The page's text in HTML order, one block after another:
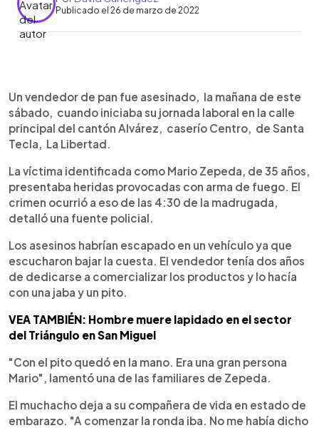
Publicado el 26 de marzo de 2022
► Escuchar artículo
Un vendedor de pan fue asesinado, la mañana de este
sábado, cuando iniciaba su jornada laboral en la calle
principal del cantón Alvárez, caserío Centro, de Santa
Tecla, La Libertad.
La víctima identificada como Mario Zepeda, de 35 años,
presentaba heridas provocadas con arma de fuego. El
crimen ocurrió a eso de las 4:30 de la madrugada,
detalló una fuente policial.
Los asesinos habrían escapado en un vehículo ya que
escucharon bajar la cuesta. El vendedor tenía dos años
de dedicarse a comercializar los productos y lo hacía
con una jaba y un pito.
VEA TAMBIÉN: Hombre muere lapidado en el sector
del Triángulo en San Miguel
"Con el pito quedó en la mano. Era una gran persona
Mario", lamentó una de las familiares de Zepeda.
El muchacho deja a su compañera de vida en estado de
embarazo. "A comenzar la ronda iba. No me había dicho